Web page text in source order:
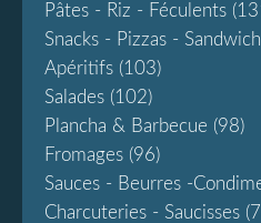
Pâtes - Riz - Féculents
Snacks - Pizzas -
Apéritifs (103)
Salades (102)
Plancha & Barbecue (98)
Fromages (96)
Sauces - Beurres -
Charcuteries - Saucisses